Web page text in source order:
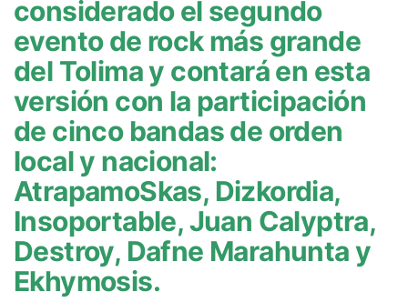
considerado el segundo
evento de rock más grande
del Tolima y contará en esta
versión con la participación
de cinco bandas de orden
local y nacional:
AtrapamoSkas, Dizkordia,
Insoportable, Juan Calyptra,
Destroy, Dafne Marahunta y
Ekhymosis.